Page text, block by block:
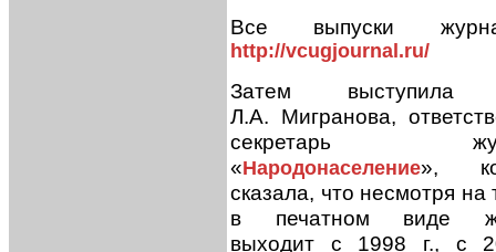
Все выпуски
http://vcugjournal.ru/
Затем выступила
Л.А. Мигранова,
секретарь
«Народонаселение»,
сказала, что несмотря на
в печатном виде
выходит с 1998 г., с